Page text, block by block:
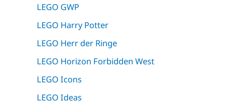
LEGO GWP
LEGO Harry Potter
LEGO Herr der Ringe
LEGO Horizon Forbidden West
LEGO Icons
LEGO Ideas